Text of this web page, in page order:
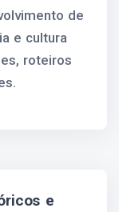
de
e cultura
roteiros
e